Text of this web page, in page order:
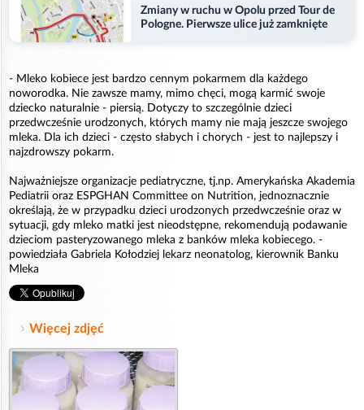
Zmiany w ruchu w Opolu przed Tour de
Pologne. Pierwsze ulice już zamknięte
- Mleko kobiece jest bardzo cennym pokarmem dla każdego
noworodka. Nie zawsze mamy, mimo chęci, mogą karmić swoje
dziecko naturalnie - piersią. Dotyczy to szczególnie dzieci
przedwcześnie urodzonych, których mamy nie mają jeszcze swojego
mleka. Dla ich dzieci - często słabych i chorych - jest to najlepszy i
najzdrowszy pokarm.
Najważniejsze organizacje pediatryczne, tj.np. Amerykańska Akademia
Pediatrii oraz ESPGHAN Committee on Nutrition, jednoznacznie
określają, że w przypadku dzieci urodzonych przedwcześnie oraz w
sytuacji, gdy mleko matki jest nieodstępne, rekomendują podawanie
dzieciom pasteryzowanego mleka z banków mleka kobiecego. -
powiedziała Gabriela Kołodziej lekarz neonatolog, kierownik Banku
Mleka
Więcej zdjęć